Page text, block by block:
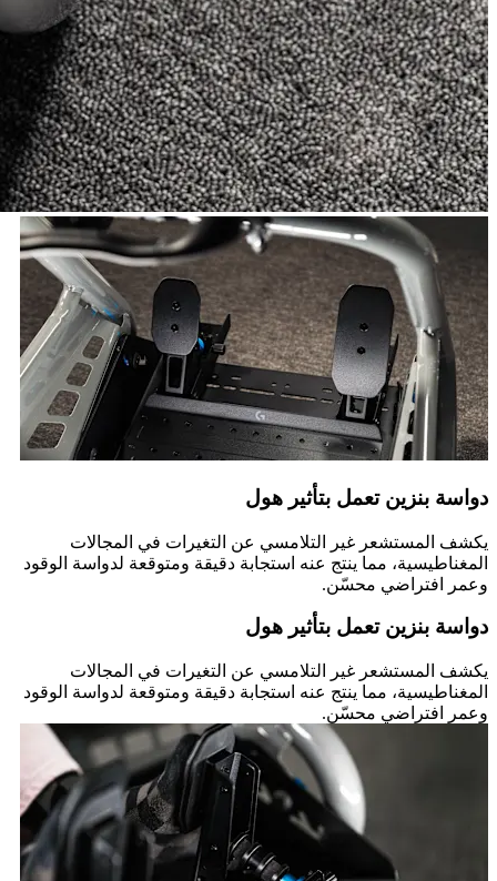
دواسة بنزين تعمل بتأثير هول
يكشف المستشعر غير التلامسي عن التغيرات في المجالات
المغناطيسية، مما ينتج عنه استجابة دقيقة ومتوقعة لدواسة الوقود
وعمر افتراضي محسّن.
دواسة بنزين تعمل بتأثير هول
يكشف المستشعر غير التلامسي عن التغيرات في المجالات
المغناطيسية، مما ينتج عنه استجابة دقيقة ومتوقعة لدواسة الوقود
وعمر افتراضي محسّن.